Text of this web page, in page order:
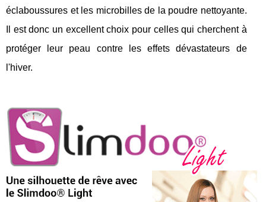
éclaboussures et les microbilles de la poudre nettoyante.
Il est donc un excellent choix pour celles qui cherchent à
protéger leur peau contre les effets dévastateurs de
l'hiver.